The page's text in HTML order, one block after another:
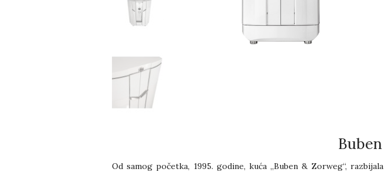
Od samog početka, 1995. godine, kuća „Buben & Zorweg“,